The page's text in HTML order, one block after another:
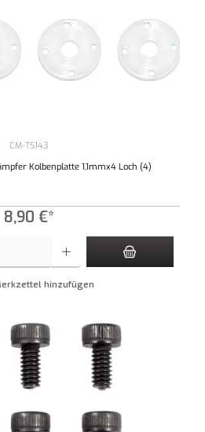
CM-TS143
Kolbenplatte 1,1mmx4 Loch (4)
8,90 €*
hinzufügen